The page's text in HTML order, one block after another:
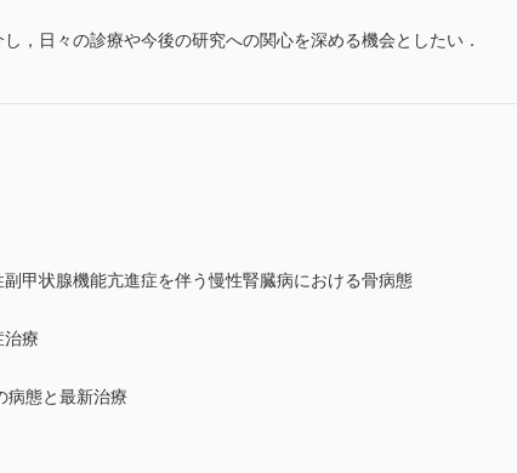
，日々の診療や今後の研究への関心を深める機会としたい．
甲状腺機能亢進症を伴う慢性腎臓病における骨病態
治療
病態と最新治療